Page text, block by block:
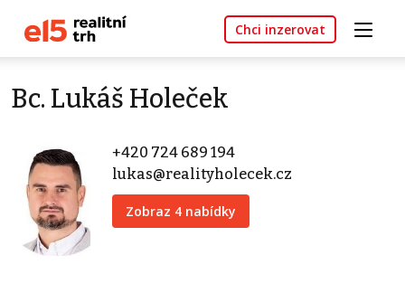
Chci inzerovat
Bc. Lukáš Holeček
+420 724 689 194
lukas@realityholecek.cz
Zobraz 4 nabídky